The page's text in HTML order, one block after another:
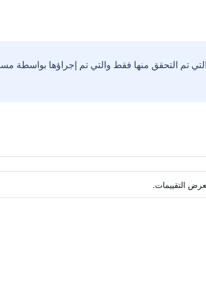
تم التحقق منها فقط والتي تم إجراؤها بواسطة
التقييمات.